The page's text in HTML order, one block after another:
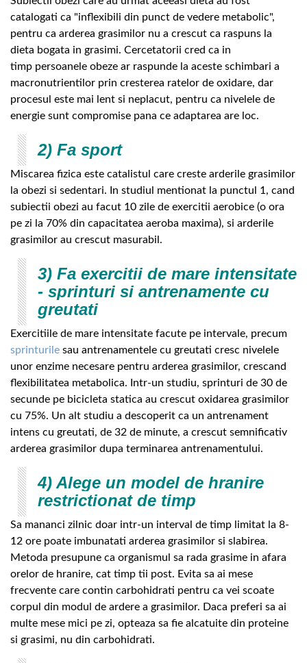
catalogati ca "inflexibili din punct de vedere metabolic",
pentru ca arderea grasimilor nu a crescut ca raspuns la
dieta bogata in grasimi. Cercetatorii cred ca in
timp persoanele obeze ar raspunde la aceste schimbari a
macronutrientilor prin cresterea ratelor de oxidare, dar
procesul este mai lent si neplacut, pentru ca nivelele de
energie sunt compromise pana ce adaptarea are loc.
2) Fa sport
Miscarea fizica este catalistul care creste arderile grasimilor
la obezi si sedentari. In studiul mentionat la punctul 1, cand
subiectii obezi au facut 10 zile de exercitii aerobice (o ora
pe zi la 70% din capacitatea aeroba maxima), si arderile
grasimilor au crescut masurabil.
3) Fa exercitii de mare intensitate
- sprinturi si antrenamente cu
greutati
Exercitiile de mare intensitate facute pe intervale, precum
sprinturile sau antrenamentele cu greutati cresc nivelele
unor enzime necesare pentru arderea grasimilor, crescand
flexibilitatea metabolica. Intr-un studiu, sprinturi de 30 de
secunde pe bicicleta statica au crescut oxidarea grasimilor
cu 75%. Un alt studiu a descoperit ca un antrenament
intens cu greutati, de 32 de minute, a crescut semnificativ
arderea grasimilor dupa terminarea antrenamentului.
4) Alege un model de hranire
restrictionat de timp
Sa mananci zilnic doar intr-un interval de timp limitat la 8-
12 ore poate imbunatati arderea grasimilor si slabirea.
Metoda presupune ca organismul sa rada grasime in afara
orelor de hranire, cat timp tii post. Evita sa ai mese
frecvente care contin carbohidrati pentru ca vei scoate
corpul din modul de ardere a grasimilor. Daca preferi sa ai
multe mese mici pe zi, opteaza sa fie alcatuite din proteine
si grasimi, nu din carbohidrati.